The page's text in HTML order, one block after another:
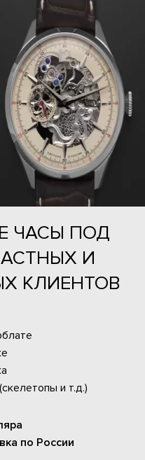
ЧАСЫ ПОД
И
КЛИЕНТОВ
и т.д.)
по России